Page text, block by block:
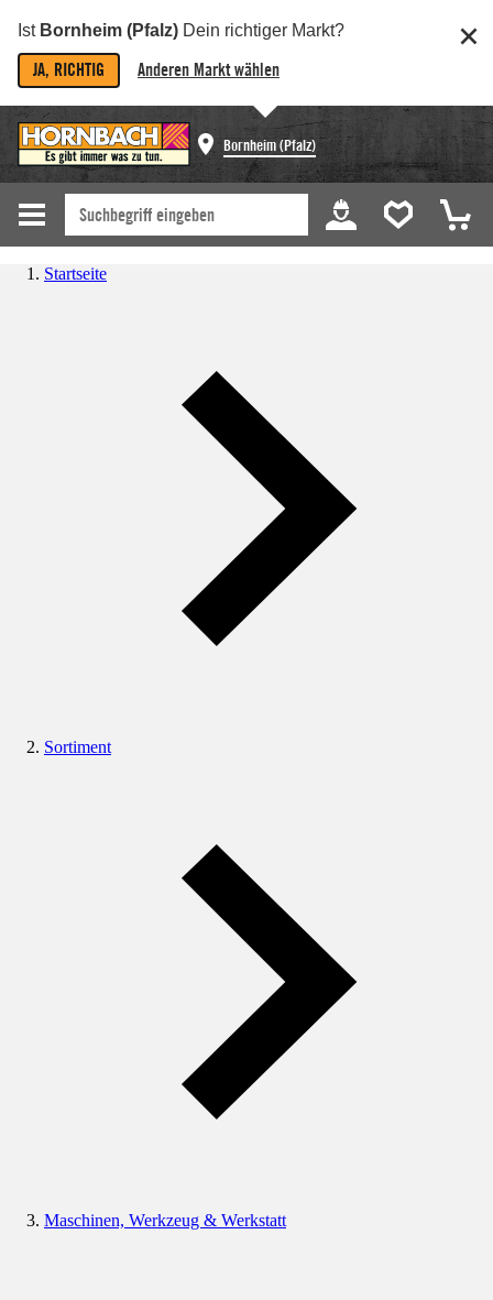
Ist Bornheim (Pfalz) Dein richtiger Markt?
JA, RICHTIG Anderen Markt wählen
Bornheim (Pfalz)
Startseite
Sortiment
Maschinen, Werkzeug & Werkstatt